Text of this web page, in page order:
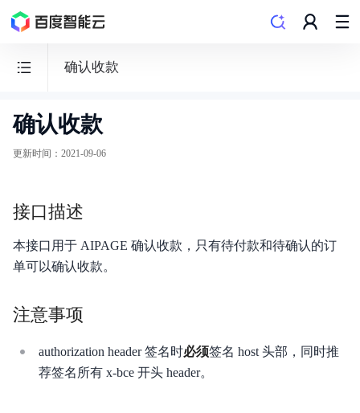
确认收款
百
度
门
户
AIPAGE
功能发布记录
确认收款
更新时间 ： 2021-09-06
接口描述
本接口用于 AIPAGE 确认收款，只有待付款和待确认的订
单可以确认收款。
注意事项
authorization header 签名时必须签名 host 头部，同时推
荐签名所有 x-bce 开头 header。